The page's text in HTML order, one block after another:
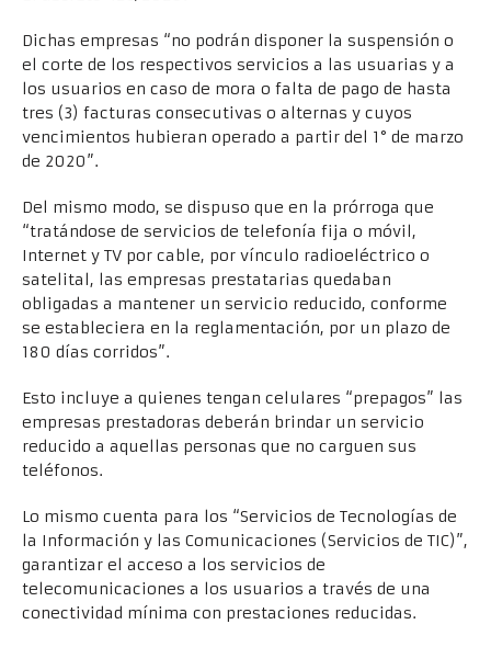
Dichas empresas “no podrán disponer la suspensión o
el corte de los respectivos servicios a las usuarias y a
los usuarios en caso de mora o falta de pago de hasta
tres (3) facturas consecutivas o alternas y cuyos
vencimientos hubieran operado a partir del 1° de marzo
de 2020”.
Del mismo modo, se dispuso que en la prórroga que
“tratándose de servicios de telefonía fija o móvil,
Internet y TV por cable, por vínculo radioeléctrico o
satelital, las empresas prestatarias quedaban
obligadas a mantener un servicio reducido, conforme
se estableciera en la reglamentación, por un plazo de
180 días corridos”.
Esto incluye a quienes tengan celulares “prepagos” las
empresas prestadoras deberán brindar un servicio
reducido a aquellas personas que no carguen sus
teléfonos.
Lo mismo cuenta para los “Servicios de Tecnologías de
la Información y las Comunicaciones (Servicios de TIC)”,
garantizar el acceso a los servicios de
telecomunicaciones a los usuarios a través de una
conectividad mínima con prestaciones reducidas.